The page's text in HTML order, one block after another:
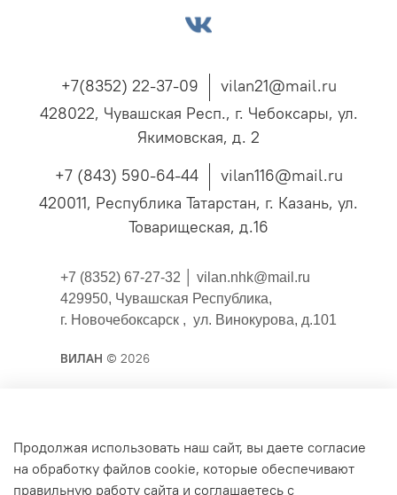
+7(8352) 22-37-09
vilan21@mail.ru
428022, Чувашская Респ., г. Чебоксары, ул.
Якимовская, д. 2
+7 (843) 590-64-44
vilan116@mail.ru
420011, Республика Татарстан, г. Казань, ул.
Товарищеская, д.16
+7 (8352) 67-27-32 │ vilan.nhk@mail.ru
429950, Чувашская Республика,
г. Новочебоксарск , ул. Винокурова, д.101
ВИЛАН © 2026
Публичная оферта
Согласие на обработку персональных данных для
Продолжая использовать наш сайт, вы даете согласие
на обработку файлов cookie, которые обеспечивают
правильную работу сайта и соглашаетесь с